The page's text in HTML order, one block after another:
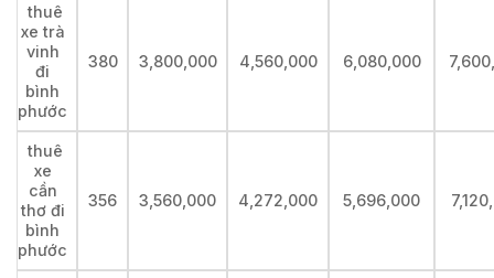
thuê
xe trà
vinh
đi
bình
phước
380 3,800,000 4,560,000 6,080,000
thuê
xe
cần
thơ đi
bình
phước
356 3,560,000 4,272,000 5,696,000